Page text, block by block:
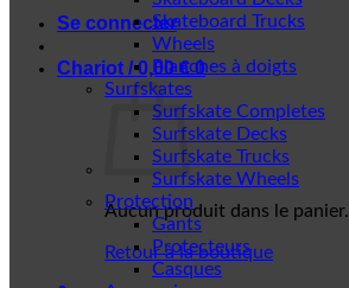
Se connecter
Chariot /0,00€ 0
Aucun produit dans le panier.
Retour à la boutique
Skateboard Trucks
Wheels
Planches à doigts
Surfskates
Surfskate Completes
Surfskate Decks
Surfskate Trucks
Surfskate Wheels
Protection
Gants
Protecteurs
Casques